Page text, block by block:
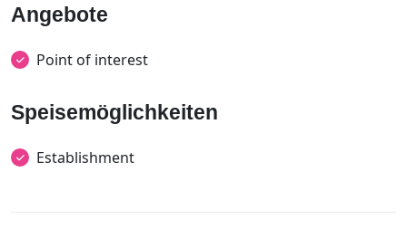
Angebote
Point of interest
Speisemöglichkeiten
Establishment